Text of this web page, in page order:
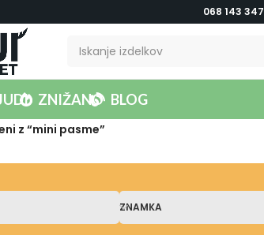
068 143 347
ZNIŽANO BLOG
z “mini pasme”
ZNAMKA